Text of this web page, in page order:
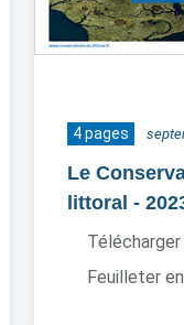
4 pages
Le
littoral-
Feuilleter